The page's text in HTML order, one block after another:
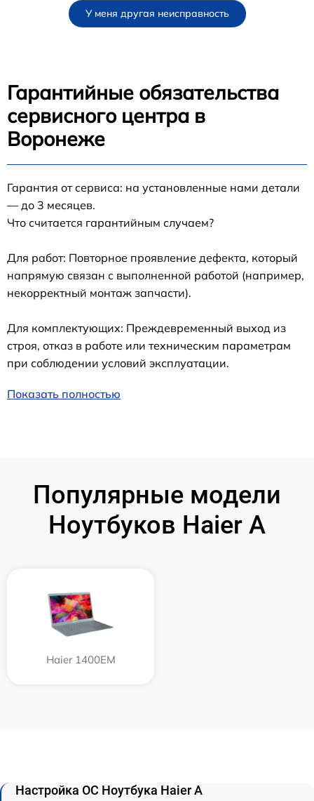
У меня другая неисправность
Гарантийные обязательства
сервисного центра в
Воронеже
Гарантия от сервиса: на установленные нами детали
— до 3 месяцев.
Что считается гарантийным случаем?
Для работ: Повторное проявление дефекта, который
напрямую связан с выполненной работой (например,
некорректный монтаж запчасти).
Для комплектующих: Преждевременный выход из
строя, отказ в работе или техническим параметрам
при соблюдении условий эксплуатации.
Показать полностью
Популярные модели
Ноутбуков Haier A
Haier 1400EM
Настройка ОС Ноутбука Haier A